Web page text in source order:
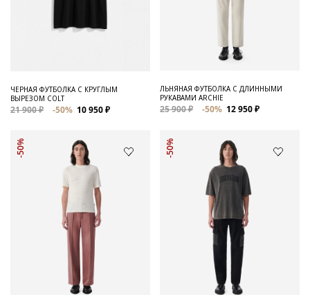
ЧЕРНАЯ ФУТБОЛКА С КРУГЛЫМ
ВЫРЕЗОМ COLT
21 900 ₽ -50% 10 950 ₽
ЛЬНЯНАЯ ФУТБОЛКА С ДЛИННЫМИ
РУКАВАМИ ARCHIE
25 900 ₽ -50% 12 950 ₽
-50% -50%